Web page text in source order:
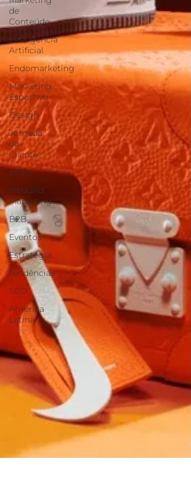
de
Conteúdo
Inteligência
Artificial
Endomarketing
Marketing
Esportivo
Design
Jornada
do
Cliente
Mídia
Inbound
Marketing
B2B
Eventos
Estratégia
Tendências
SEO
América
Latina